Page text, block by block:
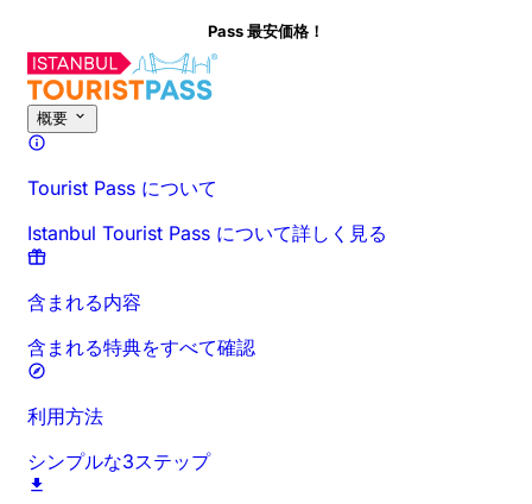
Pass 最安価格！
概要
Tourist Pass について
Istanbul Tourist Pass について詳しく見る
含まれる内容
含まれる特典をすべて確認
利用方法
シンプルな3ステップ
このアクティビティについて 時間と所要時間